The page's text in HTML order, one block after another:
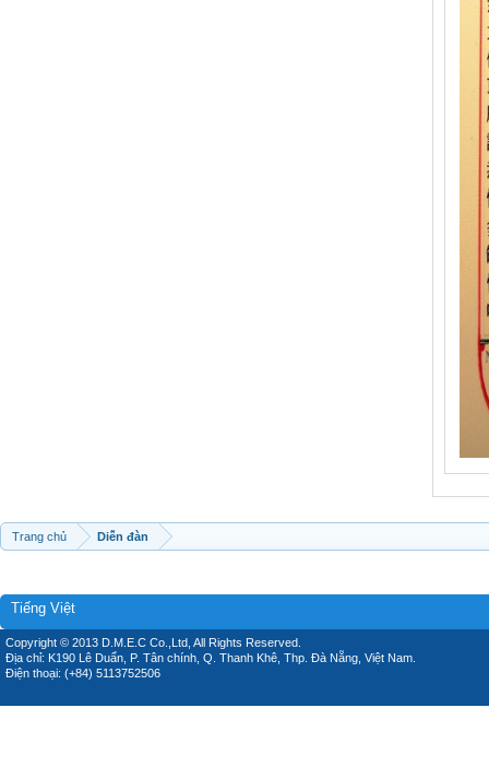
Trang chủ Diễn đàn
Tiếng Việt
Copyright © 2013 D.M.E.C Co.,Ltd, All Rights Reserved.
Địa chỉ: K190 Lê Duẩn, P. Tân chính, Q. Thanh Khê, Thp. Đà Nẵng, Việt Nam.
Điện thoại: (+84) 5113752506